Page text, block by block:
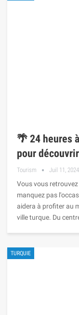
🌴 24 heures
pour
Tourism Juil 11, 2024
Vous vous
manquez pas
aidera à profiter au
ville turque. Du
TURQUIE